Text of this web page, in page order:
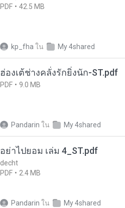
PDF 42.5 MB
kp_fha ใน My 4shared
ฮ่องเต้ช่างคลั่งรักยิ่งนัก-ST.pdf
PDF 9.0 MB
Pandarin ใน My 4shared
อย่าไปยอม เล่ม 4_ST.pdf
decht
PDF
2.4 MB
Pandarin ใน My 4shared